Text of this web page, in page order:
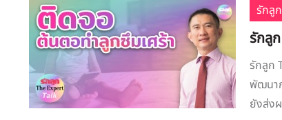
รักลู
รักลู
รักลูก
พัฒนา
ยังส่ง